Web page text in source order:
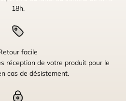
18h.
facile
réception de votre produit pour le
cas de désistement.